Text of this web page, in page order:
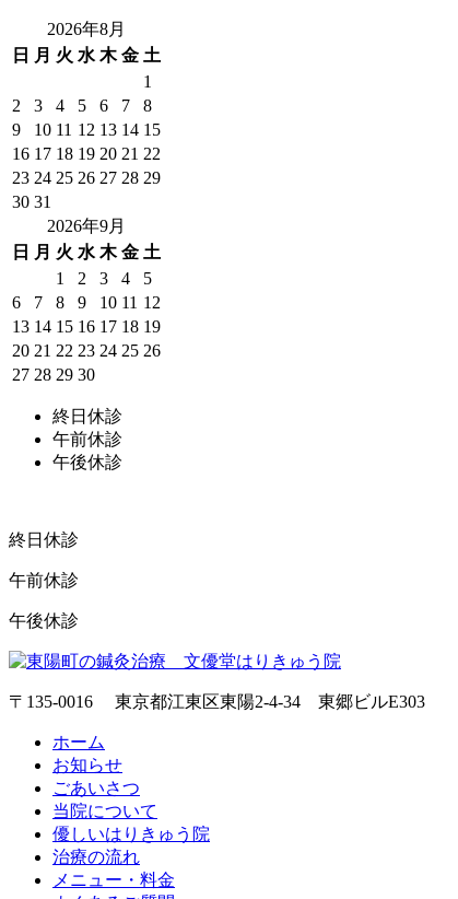
2026年8月
日 月 火 水 木 金 土
1
2
3 4 5 6 7
8
9
10 11 12 13 14 15
16 17 18 19 20 21 22
23 24 25 26 27 28 29
30 31
2026年9月
日 月 火 水 木 金 土
1
2 3 4
5
6
7 8 9 10 11 12
13 14 15 16 17 18 19
20 21 22 23 24 25 26
27 28 29 30
終日休診
午前休診
午後休診
終日休診
午前休診
午後休診
〒135-0016 東京都江東区東陽2-4-34 東郷ビルE303
ホーム
お知らせ
ごあいさつ
当院について
優しいはりきゅう院
治療の流れ
メニュー・料金